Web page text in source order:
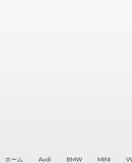
ホーム Audi BMW MINI